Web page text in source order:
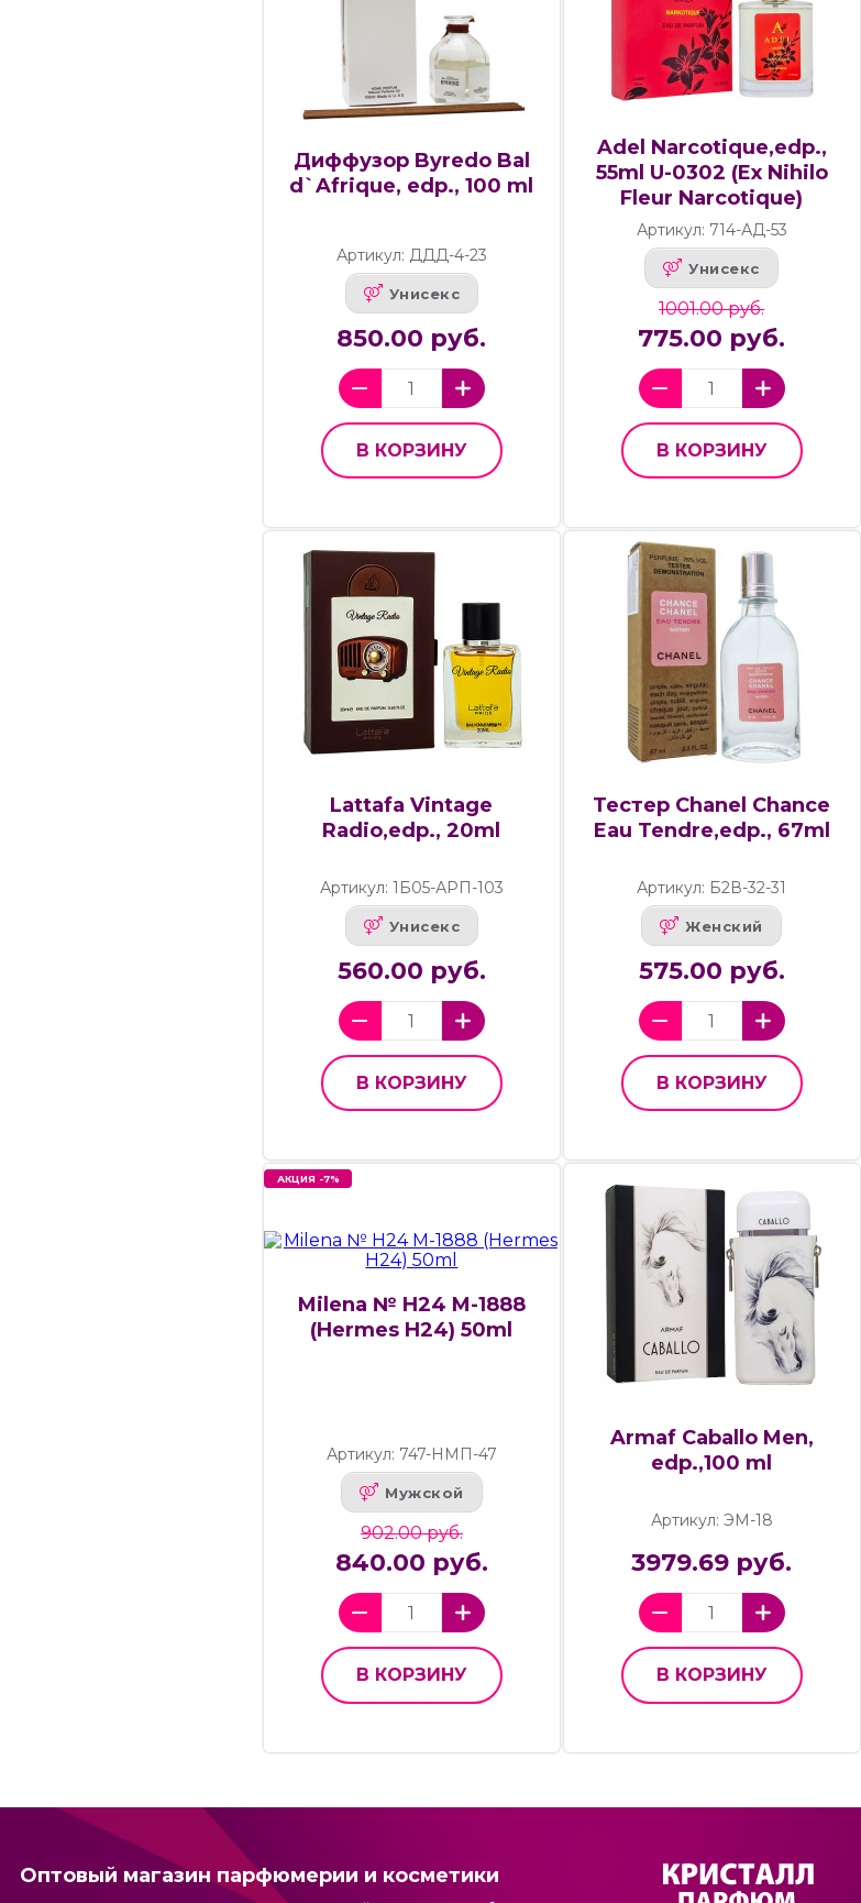
Диффузор Byredo Bal
d`Afrique, edp., 100 ml
Артикул: ДДД-4-23
Унисекс
850.00 руб.
В КОРЗИНУ
Adel Narcotique,edp.,
55ml U-0302 (Ex Nihilo
Fleur Narcotique)
Артикул: 714-АД-53
Унисекс
1001.00 руб.
775.00 руб.
В КОРЗИНУ
Lattafa Vintage
Radio,edp., 20ml
Артикул: 1Б05-АРП-103
Унисекс
560.00 руб.
В КОРЗИНУ
Тестер Chanel Chance
Eau Tendre,edp., 67ml
Артикул: Б2В-32-31
Женский
575.00 руб.
В КОРЗИНУ
АКЦИЯ -7%
Milena № H24 M-1888
(Hermes H24) 50ml
Артикул: 747-НМП-47
Мужской
902.00 руб.
840.00 руб.
В КОРЗИНУ
Armaf Caballo Men,
edp.,100 ml
Артикул: ЭМ-18
3979.69 руб.
В КОРЗИНУ
Оптовый магазин парфюмерии и косметики